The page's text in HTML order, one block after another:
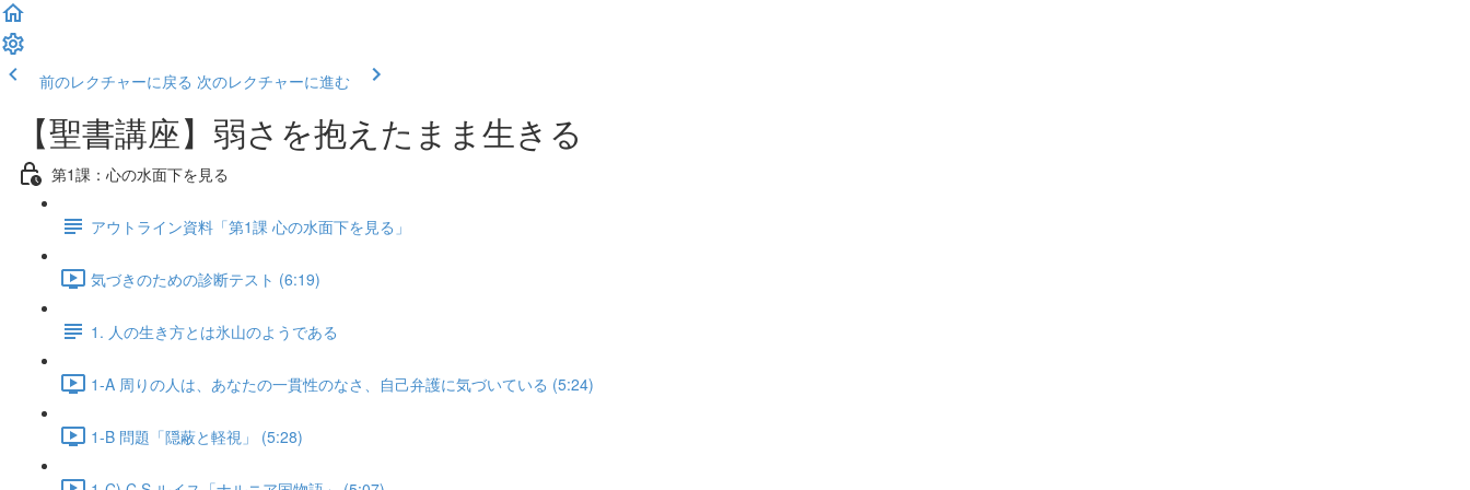
前のレクチャーに戻る 次のレクチャーに進む
【聖書講座】弱さを抱えたまま生きる
第1課：心の水面下を見る
アウトライン資料「第1課 心の水面下を見る」
気づきのための診断テスト (6:19)
1. 人の生き方とは氷山のようである
1-A 周りの人は、あなたの一貫性のなさ、自己弁護に気づいている (5:24)
1-B 問題「隠蔽と軽視」 (5:28)